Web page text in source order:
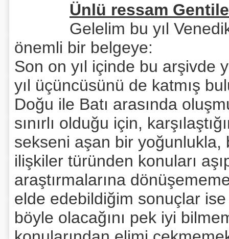
Ünlü ressam
Gelelim bu yıl Venedik
önemli bir belgeye:
Son on yıl içinde bu arşivde
yıl üçüncüsünü de katmış
Doğu ile Batı arasında
sınırlı olduğu için,
sekseni aşan bir yoğunlukla,
ilişkiler türünden konuları
araştırmalarına
elde edebildiğim sonuçlar ise
böyle olacağını pek iyi